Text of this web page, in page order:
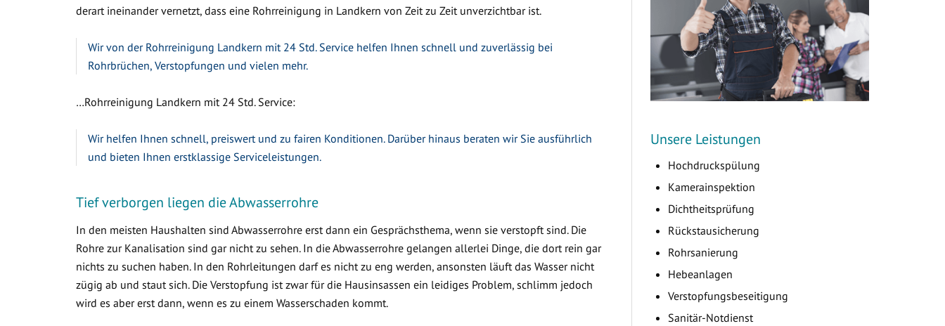
derart ineinander vernetzt, dass eine Rohrreinigung in Landkern von Zeit zu Zeit unverzichtbar ist.
Wir von der Rohrreinigung Landkern mit 24 Std. Service helfen Ihnen schnell und zuverlässig bei
Rohrbrüchen, Verstopfungen und vielen mehr.
…Rohrreinigung Landkern mit 24 Std. Service:
Wir helfen Ihnen schnell, preiswert und zu fairen Konditionen. Darüber hinaus beraten wir Sie ausführlich
und bieten Ihnen erstklassige Serviceleistungen.
Tief verborgen liegen die Abwasserrohre
In den meisten Haushalten sind Abwasserrohre erst dann ein Gesprächsthema, wenn sie verstopft sind. Die
Rohre zur Kanalisation sind gar nicht zu sehen. In die Abwasserrohre gelangen allerlei Dinge, die dort rein gar
nichts zu suchen haben. In den Rohrleitungen darf es nicht zu eng werden, ansonsten läuft das Wasser nicht
zügig ab und staut sich. Die Verstopfung ist zwar für die Hausinsassen ein leidiges Problem, schlimm jedoch
wird es aber erst dann, wenn es zu einem Wasserschaden kommt.
Unsere Leistungen
Hochdruckspülung
Kamerainspektion
Dichtheitsprüfung
Rückstausicherung
Rohrsanierung
Hebeanlagen
Verstopfungsbeseitigung
Sanitär-Notdienst